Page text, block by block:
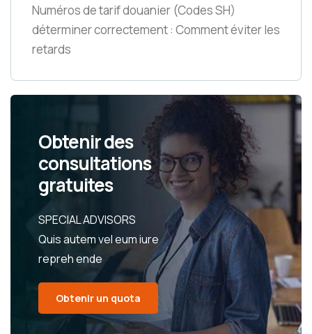
Numéros de tarif douanier (Codes SH)
déterminer correctement : Comment éviter les
retards
Obtenir des
consultations
gratuites
SPECIAL ADVISORS
Quis autem vel eum iure
repreh ende
Obtenir un quota